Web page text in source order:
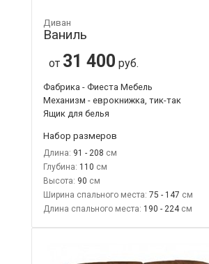
Диван
Ваниль
от 31 400 руб.
Фабрика - Фиеста Мебель
Механизм - еврокнижка, тик-так
Ящик для белья
Набор размеров
Длина: 91 - 208
Глубина: 110
Высота: 90
Ширина спального места: 75 - 147
Длина спального места: 190 - 224